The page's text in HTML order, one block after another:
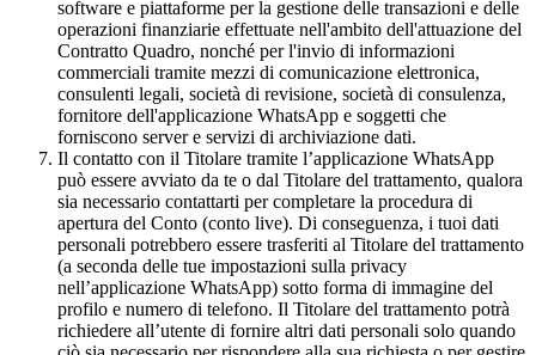
software e piattaforme per la gestione delle transazioni e delle
operazioni finanziarie effettuate nell'ambito dell'attuazione del
Contratto Quadro, nonché per l'invio di informazioni
commerciali tramite mezzi di comunicazione elettronica,
consulenti legali, società di revisione, società di consulenza,
fornitore dell'applicazione WhatsApp e soggetti che
forniscono server e servizi di archiviazione dati.
Il contatto con il Titolare tramite l’applicazione WhatsApp
può essere avviato da te o dal Titolare del trattamento, qualora
sia necessario contattarti per completare la procedura di
apertura del Conto (conto live). Di conseguenza, i tuoi dati
personali potrebbero essere trasferiti al Titolare del trattamento
(a seconda delle tue impostazioni sulla privacy
nell’applicazione WhatsApp) sotto forma di immagine del
profilo e numero di telefono. Il Titolare del trattamento potrà
richiedere all’utente di fornire altri dati personali solo quando